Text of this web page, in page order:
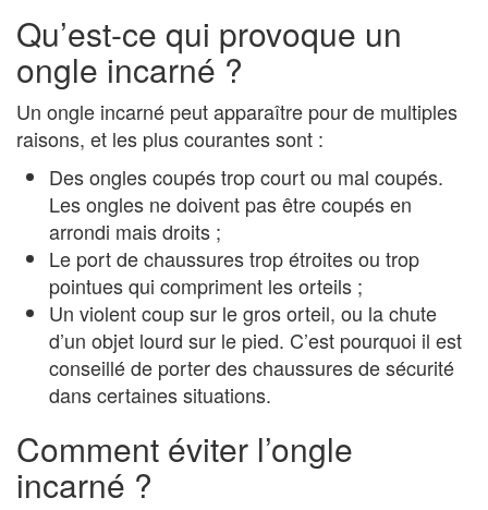
Qu’est-ce qui provoque un
ongle incarné ?
Un ongle incarné peut apparaître pour de multiples
raisons, et les plus courantes sont :
Des ongles coupés trop court ou mal coupés.
Les ongles ne doivent pas être coupés en
arrondi mais droits ;
Le port de chaussures trop étroites ou trop
pointues qui compriment les orteils ;
Un violent coup sur le gros orteil, ou la chute
d’un objet lourd sur le pied. C’est pourquoi il est
conseillé de porter des chaussures de sécurité
dans certaines situations.
Comment éviter l’ongle
incarné ?